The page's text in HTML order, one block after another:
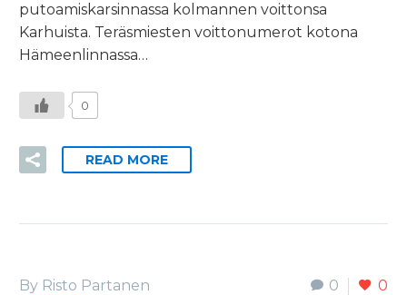
putoamiskarsinnassa kolmannen voittonsa
Karhuista. Teräsmiesten voittonumerot kotona
Hämeenlinnassa…
0
READ MORE
0 0
By Risto Partanen